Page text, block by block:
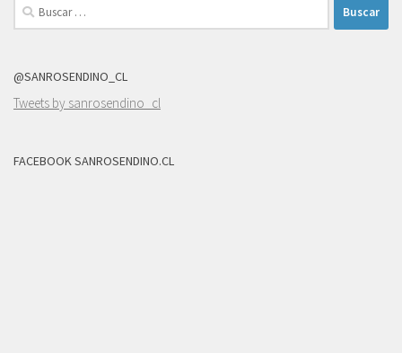
Buscar:
@SANROSENDINO_CL
Tweets by sanrosendino_cl
FACEBOOK SANROSENDINO.CL